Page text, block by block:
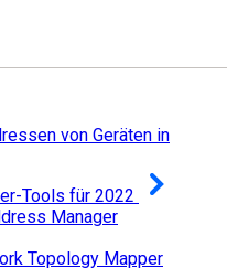
von Geräten in
Tools für 2022
Manager
Topology Mapper